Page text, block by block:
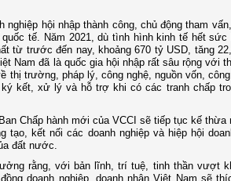
nghiệp hội nhập thành công, chủ động tham
tế. Năm 2021, dù tình hình kinh tế hết
từ trước đến nay, khoảng 670 tỷ USD, tăng
Nam đã là quốc gia hội nhập rất sâu rộng
thị trường, pháp lý, công nghệ, nguồn vốn,
kết, xử lý và hỗ trợ khi có các tranh chấp
Chấp hành mới của VCCI sẽ tiếp tục kế
tạo, kết nối các doanh nghiệp và hiệp hội
đất nước.
rằng, với bản lĩnh, trí tuệ, tinh thần
doanh nghiệp, doanh nhân Việt Nam sẽ